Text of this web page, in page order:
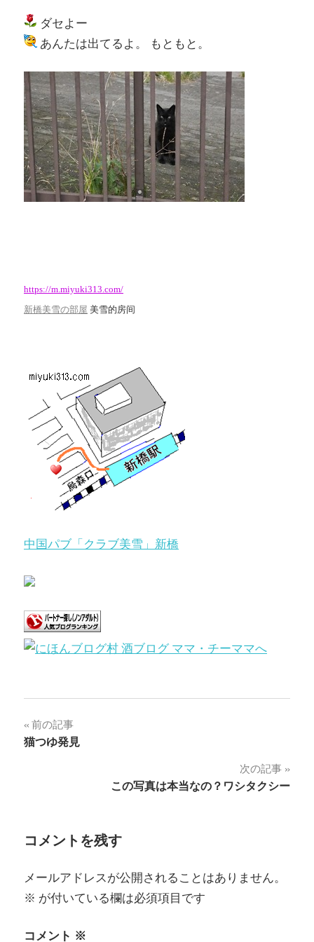
ダセよー
あんたは出てるよ。 もともと。
https://m.miyuki313.com/
新橋美雪の部屋 美雪的房间
中国パブ「クラブ美雪」新橋
投
稿
ゲ
ー
シ
前の記事
猫つゆ発見
次の記事
この写真は本当なの？ワシタクシー
コメントを残す
メールアドレスが公開されることはありません。
※ が付いている欄は必須項目です
コメント ※